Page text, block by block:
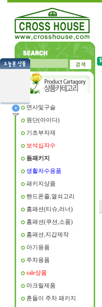
면사및구슬
원단(아이다)
기초부자재
보석십자수
돔패키지
생활자수용품
패키지상품
핸드폰줄,열쇠고리
홈패션(티슈,러너)
홈패션(쿠션,소품)
홈패션,지갑제작
아기용품
주차용품
sale상품
아크릴제품
흔들이 주차 패키지